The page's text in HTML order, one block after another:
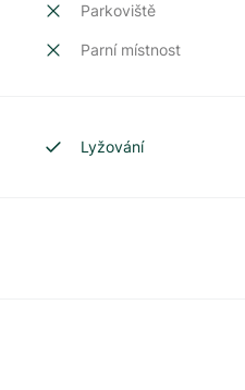
Parkoviště
Parní místnost
Lyžování